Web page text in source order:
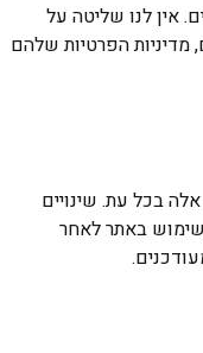
אין לנו שליטה על
מדיניות הפרטיות שלהם
בכל עת. שינויים
באתר לאחר